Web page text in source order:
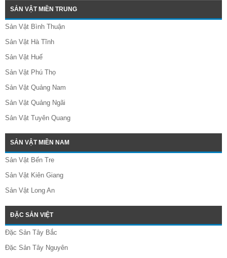
SẢN VẬT MIỀN TRUNG
Sản Vật Bình Thuận
Sản Vật Hà Tĩnh
Sản Vật Huế
Sản Vật Phú Thọ
Sản Vật Quảng Nam
Sản Vật Quảng Ngãi
Sản Vật Tuyên Quang
SẢN VẬT MIỀN NAM
Sản Vật Bến Tre
Sản Vật Kiên Giang
Sản Vật Long An
ĐẶC SẢN VIỆT
Đặc Sản Tây Bắc
Đặc Sản Tây Nguyên